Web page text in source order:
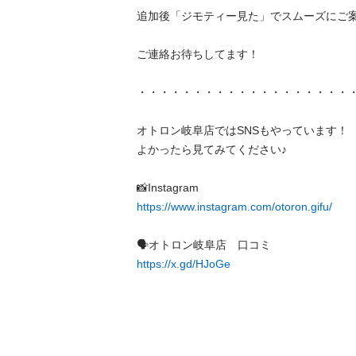
追加後「ジモティー見た」でスムーズにご
ご連絡お待ちしてます！
・・・・・・・・・・・・・・・・・・・
オトロン岐阜店ではSNSもやっています！
よかったら見てみてください♪
https://www.instagram.com/otoron.gifu/
https://x.gd/HJoGe